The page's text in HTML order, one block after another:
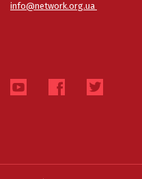
info@network.org.ua